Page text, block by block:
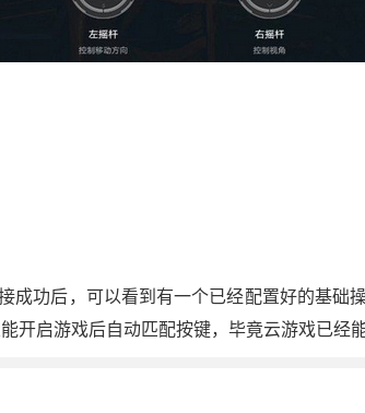
成功后，可以看到有一个已经配置好的基
启游戏后自动匹配按键，毕竟云游戏已经